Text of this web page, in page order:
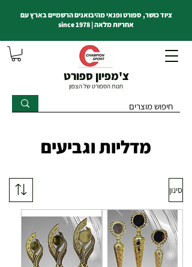
צ'מפיון ספורט
חנות הספורט של הצפון
ציוד כושר, ספורט ופנאי מהיבואנים הרשמיים בארץ עם
אחריות מלאה | since 1978
מדליות וגביעים
סינון